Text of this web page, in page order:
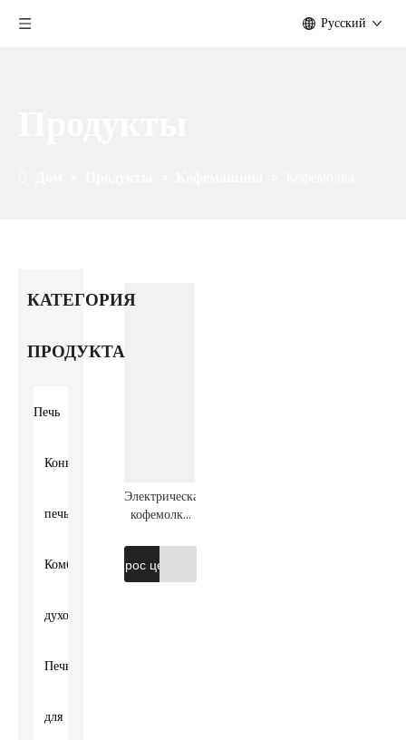
Pусский
КАТЕГОРИЯ
ПРОДУКТА
Печь
Конвекционная
печь
Комби-
духовка
Печь
для
Электрическая
кофемолка
Запрос цены